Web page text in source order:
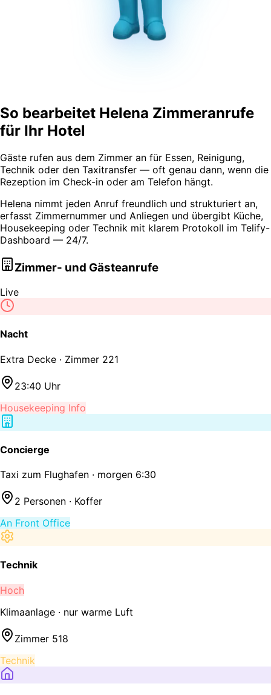
So bearbeitet Helena Zimmeranrufe
für Ihr Hotel
Gäste rufen aus dem Zimmer an für Essen, Reinigung,
Technik oder den Taxitransfer — oft genau dann, wenn die
Rezeption im Check-in oder am Telefon hängt.
Helena nimmt jeden Anruf freundlich und strukturiert an,
erfasst Zimmernummer und Anliegen und übergibt Küche,
Housekeeping oder Technik mit klarem Protokoll im Telify-
Dashboard — 24/7.
Zimmer- und Gästeanrufe
Live
Nacht
Extra Decke · Zimmer 221
23:40 Uhr
Housekeeping Info
Concierge
Taxi zum Flughafen · morgen 6:30
2 Personen · Koffer
An Front Office
Technik
Hoch
Klimaanlage · nur warme Luft
Zimmer 518
Technik